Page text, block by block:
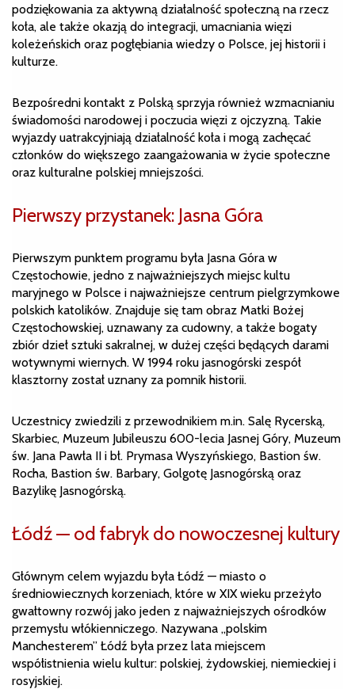
podziękowania za aktywną działalność społeczną na rzecz
koła, ale także okazją do integracji, umacniania więzi
koleżeńskich oraz pogłębiania wiedzy o Polsce, jej historii i
kulturze.
Bezpośredni kontakt z Polską sprzyja również wzmacnianiu
świadomości narodowej i poczucia więzi z ojczyzną. Takie
wyjazdy uatrakcyjniają działalność koła i mogą zachęcać
członków do większego zaangażowania w życie społeczne
oraz kulturalne polskiej mniejszości.
Pierwszy przystanek: Jasna Góra
Pierwszym punktem programu była Jasna Góra w
Częstochowie, jedno z najważniejszych miejsc kultu
maryjnego w Polsce i najważniejsze centrum pielgrzymkowe
polskich katolików. Znajduje się tam obraz Matki Bożej
Częstochowskiej, uznawany za cudowny, a także bogaty
zbiór dzieł sztuki sakralnej, w dużej części będących darami
wotywnymi wiernych. W 1994 roku jasnogórski zespół
klasztorny został uznany za pomnik historii.
Uczestnicy zwiedzili z przewodnikiem m.in. Salę Rycerską,
Skarbiec, Muzeum Jubileuszu 600-lecia Jasnej Góry, Muzeum
św. Jana Pawła II i bł. Prymasa Wyszyńskiego, Bastion św.
Rocha, Bastion św. Barbary, Golgotę Jasnogórską oraz
Bazylikę Jasnogórską.
Łódź — od fabryk do nowoczesnej kultury
Głównym celem wyjazdu była Łódź — miasto o
średniowiecznych korzeniach, które w XIX wieku przeżyło
gwałtowny rozwój jako jeden z najważniejszych ośrodków
przemysłu włókienniczego. Nazywana „polskim
Manchesterem” Łódź była przez lata miejscem
współistnienia wielu kultur: polskiej, żydowskiej, niemieckiej i
rosyjskiej.